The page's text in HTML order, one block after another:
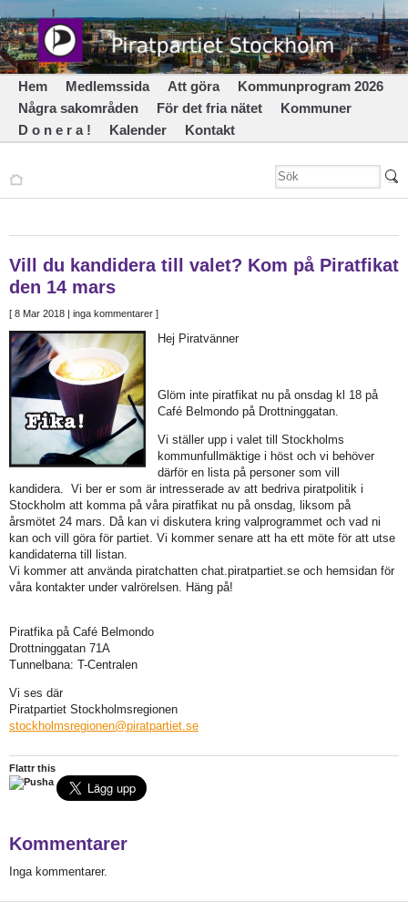
Hem Medlemssida Att göra
Kommunprogram 2026
Några sakområden
För det fria nätet
Kommuner
D o n e r a !
Kalender Kontakt
Vill du kandidera till valet? Kom på Piratfikat
den 14 mars
[ 8 Mar 2018 | inga kommentarer ]
Hej Piratvänner
Glöm inte piratfikat nu på onsdag kl 18 på
Café Belmondo på Drottninggatan.
Vi ställer upp i valet till Stockholms
kommunfullmäktige i höst och vi behöver
därför en lista på personer som vill
kandidera. Vi ber er som är intresserade av att bedriva piratpolitik i
Stockholm att komma på våra piratfikat nu på onsdag, liksom på
årsmötet 24 mars. Då kan vi diskutera kring valprogrammet och vad ni
kan och vill göra för partiet. Vi kommer senare att ha ett möte för att utse
kandidaterna till listan.
Vi kommer att använda piratchatten chat.piratpartiet.se och hemsidan för
våra kontakter under valrörelsen. Häng på!
Piratfika på Café Belmondo
Drottninggatan 71A
Tunnelbana: T-Centralen
Vi ses där
Piratpartiet Stockholmsregionen
stockholmsregionen@piratpartiet.se
Flattr this
Kommentarer
Inga kommentarer.